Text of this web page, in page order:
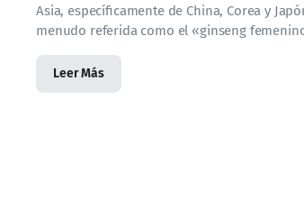
Asia, específicamente de China, Corea y
menudo referida como el «ginseng
Leer Más